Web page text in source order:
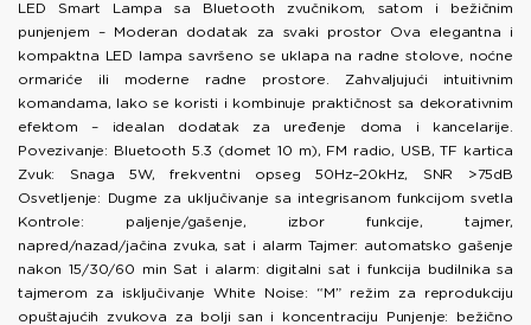
LED Smart Lampa sa Bluetooth zvučnikom, satom i bežičnim
punjenjem – Moderan dodatak za svaki prostor Ova elegantna i
kompaktna LED lampa savršeno se uklapa na radne stolove, noćne
ormariće ili moderne radne prostore. Zahvaljujući intuitivnim
komandama, lako se koristi i kombinuje praktičnost sa dekorativnim
efektom – idealan dodatak za uređenje doma i kancelarije.
Povezivanje: Bluetooth 5.3 (domet 10 m), FM radio, USB, TF kartica
Zvuk: Snaga 5W, frekventni opseg 50Hz–20kHz, SNR >75dB
Osvetljenje: Dugme za uključivanje sa integrisanom funkcijom svetla
Kontrole: paljenje/gašenje, izbor funkcije, tajmer,
napred/nazad/jačina zvuka, sat i alarm Tajmer: automatsko gašenje
nakon 15/30/60 min Sat i alarm: digitalni sat i funkcija budilnika sa
tajmerom za isključivanje White Noise: “M” režim za reprodukciju
opuštajućih zvukova za bolji san i koncentraciju Punjenje: bežično